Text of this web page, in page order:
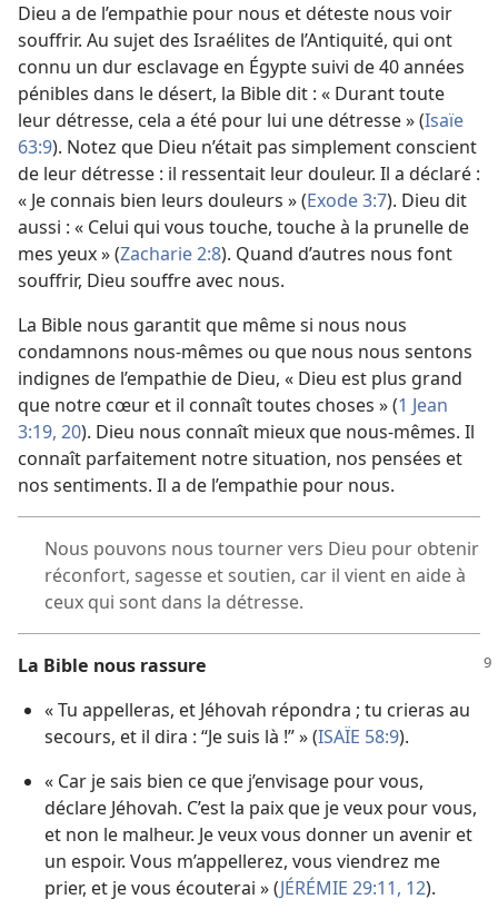
Dieu a de l’empathie pour nous et déteste nous voir
souffrir. Au sujet des Israélites de l’Antiquité, qui ont
connu un dur esclavage en Égypte suivi de 40 années
pénibles dans le désert, la Bible dit : « Durant toute
leur détresse, cela a été pour lui une détresse » (Isaïe
63:9). Notez que Dieu n’était pas simplement conscient
de leur détresse : il ressentait leur douleur. Il a déclaré :
« Je connais bien leurs douleurs » (Exode 3:7). Dieu dit
aussi : « Celui qui vous touche, touche à la prunelle de
mes yeux » (Zacharie 2:8). Quand d’autres nous font
souffrir, Dieu souffre avec nous.
La Bible nous garantit que même si nous nous
condamnons nous-​mêmes ou que nous nous sentons
indignes de l’empathie de Dieu, « Dieu est plus grand
que notre cœur et il connaît toutes choses » (1 Jean
3:19, 20). Dieu nous connaît mieux que nous-​mêmes. Il
connaît parfaitement notre situation, nos pensées et
nos sentiments. Il a de l’empathie pour nous.
Nous pouvons nous tourner vers Dieu pour obtenir
réconfort, sagesse et soutien, car il vient en aide à
ceux qui sont dans la détresse.
La Bible nous rassure
« Tu appelleras, et Jéhovah répondra ; tu crieras au
secours, et il dira : “Je suis là !” » (ISAÏE 58:9).
« Car je sais bien ce que j’envisage pour vous,
déclare Jéhovah. C’est la paix que je veux pour vous,
et non le malheur. Je veux vous donner un avenir et
un espoir. Vous m’appellerez, vous viendrez me
prier, et je vous écouterai » (JÉRÉMIE 29:11, 12).